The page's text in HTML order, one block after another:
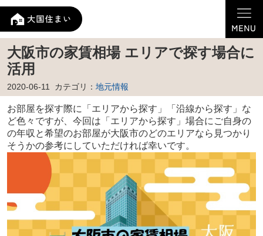
大阪市の家賃相場 エリアで探す場合に
活用
2020-06-11 カテゴリ： 地元情報
お部屋を探す際に「エリアから探す」「沿線から探す」な
ど色々ですが、今回は「エリアから探す」場合にご自身の
の年収と希望のお部屋が大阪市のどのエリアなら見つかり
そうかの参考にしていただければ幸いです。